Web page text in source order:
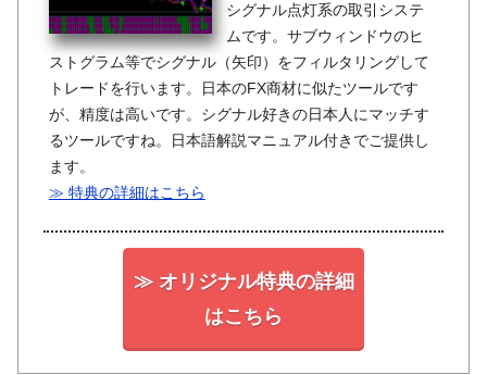
シグナル点灯系の取引システ
ムです。サブウィンドウのヒ
ストグラム等でシグナル（矢印）をフィルタリングして
トレードを行います。日本のFX商材に似たツールです
が、精度は高いです。シグナル好きの日本人にマッチす
るツールですね。日本語解説マニュアル付きでご提供し
ます。
≫ 特典の詳細はこちら
≫ オリジナル特典の詳細
はこちら